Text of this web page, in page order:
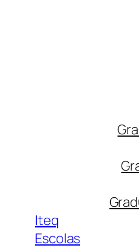
Iteq
Escolas